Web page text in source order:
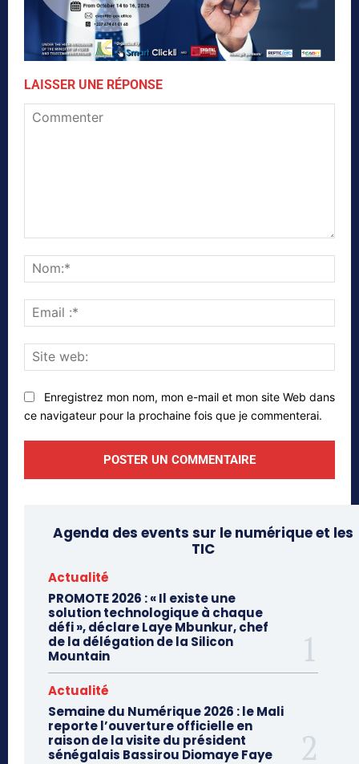
LAISSER UNE RÉPONSE
:*
web:
Enregistrez mon nom, mon e-mail et mon site Web dans
ce navigateur pour la prochaine fois que je commenterai.
Agenda des events sur le numérique et les
TIC
Actualité
PROMOTE 2026 : « Il existe une
solution technologique à chaque
défi », déclare Laye Mbunkur, chef
de la délégation de la Silicon
Mountain
Actualité
Semaine du Numérique 2026 : le Mali
reporte l’ouverture officielle en
raison de la visite du président
sénégalais Bassirou Diomaye Faye